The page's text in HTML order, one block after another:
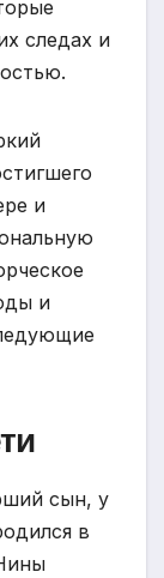
следах и
и
и
сын, у
в